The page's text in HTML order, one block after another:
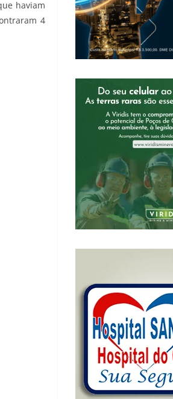
haviam
4